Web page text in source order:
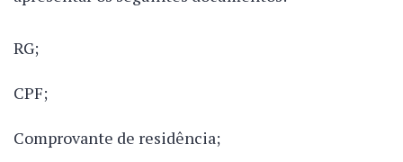
RG;
CPF;
Comprovante de residência;